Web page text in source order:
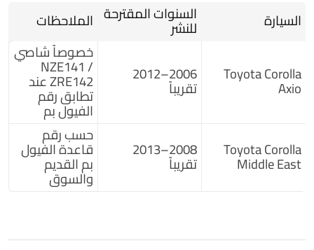
السيارة
السنوات المقترحة
للنشر الملاحظات
Toyota Corolla
Axio
2006–2012
تقريباً
خصوصاً شاصي
NZE141 /
ZRE142 عند
تطابق رقم
الفيول بم
Toyota Corolla
Middle East
2008–2013
تقريباً
حسب رقم
قاعدة الفيول
بم القديم
والسوق